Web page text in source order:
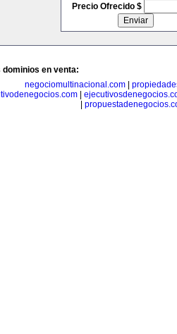
Precio Ofrecido $
dominios en venta:
negociomultinacional.com
|